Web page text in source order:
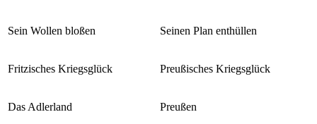
Sein Wollen bloßen Seinen Plan enthüllen
Fritzisches Kriegsglück Preußisches Kriegsglück
Das Adlerland Preußen